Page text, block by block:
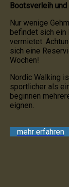
Bootsverleih
Nur wenige
befindet sich ein
vermietet.
sich eine
Wochen!
Nordic Walking
sportlicher als
beginnen
eignen.
mehr erfahren